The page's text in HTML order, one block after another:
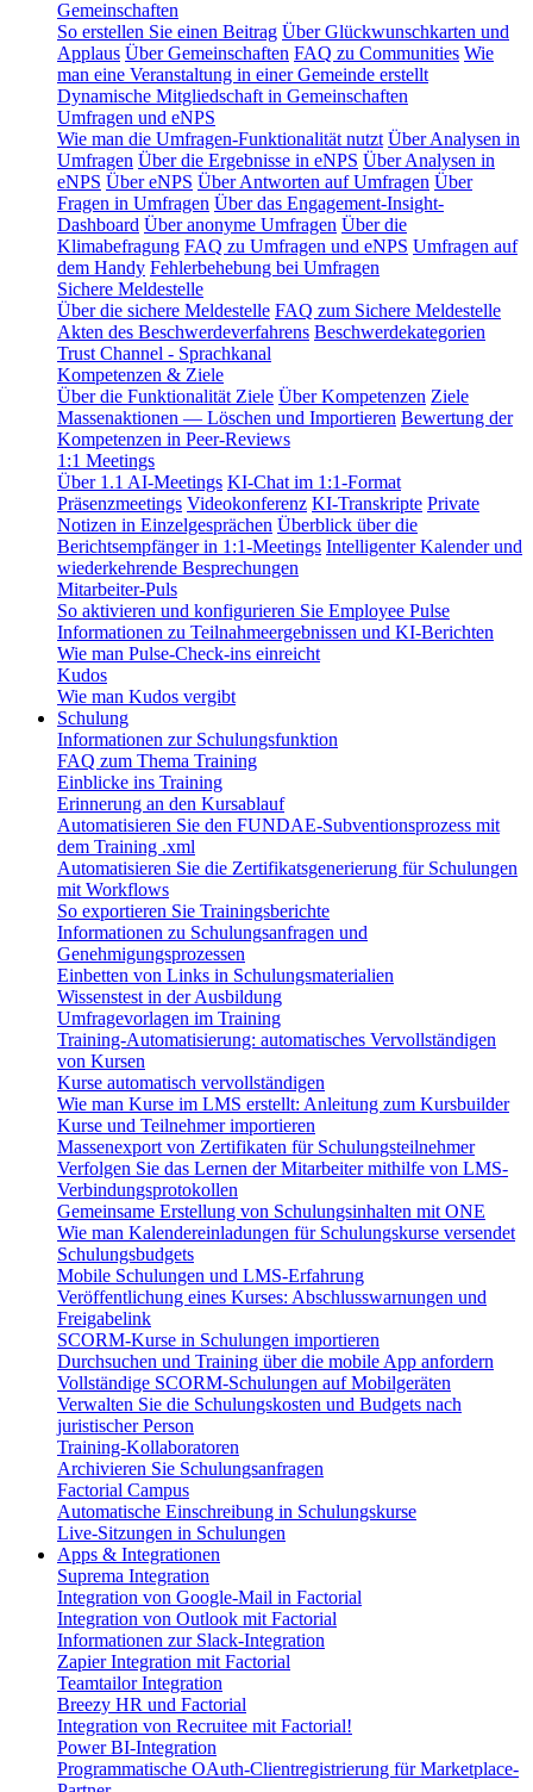
Gemeinschaften
So erstellen Sie einen Beitrag Über Glückwunschkarten und
Applaus Über Gemeinschaften FAQ zu Communities Wie
man eine Veranstaltung in einer Gemeinde erstellt
Dynamische Mitgliedschaft in Gemeinschaften
Umfragen und eNPS
Wie man die Umfragen-Funktionalität nutzt Über Analysen in
Umfragen Über die Ergebnisse in eNPS Über Analysen in
eNPS Über eNPS Über Antworten auf Umfragen Über
Fragen in Umfragen Über das Engagement-Insight-
Dashboard Über anonyme Umfragen Über die
Klimabefragung FAQ zu Umfragen und eNPS Umfragen auf
dem Handy Fehlerbehebung bei Umfragen
Sichere Meldestelle
Über die sichere Meldestelle FAQ zum Sichere Meldestelle
Akten des Beschwerdeverfahrens Beschwerdekategorien
Trust Channel - Sprachkanal
Kompetenzen & Ziele
Über die Funktionalität Ziele Über Kompetenzen Ziele
Massenaktionen — Löschen und Importieren Bewertung der
Kompetenzen in Peer-Reviews
1:1 Meetings
Über 1.1 AI-Meetings KI-Chat im 1:1-Format
Präsenzmeetings Videokonferenz KI-Transkripte Private
Notizen in Einzelgesprächen Überblick über die
Berichtsempfänger in 1:1-Meetings Intelligenter Kalender und
wiederkehrende Besprechungen
Mitarbeiter-Puls
So aktivieren und konfigurieren Sie Employee Pulse
Informationen zu Teilnahmeergebnissen und KI-Berichten
Wie man Pulse-Check-ins einreicht
Kudos
Wie man Kudos vergibt
Schulung
Informationen zur Schulungsfunktion
FAQ zum Thema Training
Einblicke ins Training
Erinnerung an den Kursablauf
Automatisieren Sie den FUNDAE-Subventionsprozess mit
dem Training .xml
Automatisieren Sie die Zertifikatsgenerierung für Schulungen
mit Workflows
So exportieren Sie Trainingsberichte
Informationen zu Schulungsanfragen und
Genehmigungsprozessen
Einbetten von Links in Schulungsmaterialien
Wissenstest in der Ausbildung
Umfragevorlagen im Training
Training-Automatisierung: automatisches Vervollständigen
von Kursen
Kurse automatisch vervollständigen
Wie man Kurse im LMS erstellt: Anleitung zum Kursbuilder
Kurse und Teilnehmer importieren
Massenexport von Zertifikaten für Schulungsteilnehmer
Verfolgen Sie das Lernen der Mitarbeiter mithilfe von LMS-
Verbindungsprotokollen
Gemeinsame Erstellung von Schulungsinhalten mit ONE
Wie man Kalendereinladungen für Schulungskurse versendet
Schulungsbudgets
Mobile Schulungen und LMS-Erfahrung
Veröffentlichung eines Kurses: Abschlusswarnungen und
Freigabelink
SCORM-Kurse in Schulungen importieren
Durchsuchen und Training über die mobile App anfordern
Vollständige SCORM-Schulungen auf Mobilgeräten
Verwalten Sie die Schulungskosten und Budgets nach
juristischer Person
Training-Kollaboratoren
Archivieren Sie Schulungsanfragen
Factorial Campus
Automatische Einschreibung in Schulungskurse
Live-Sitzungen in Schulungen
Apps & Integrationen
Suprema Integration
Integration von Google-Mail in Factorial
Integration von Outlook mit Factorial
Informationen zur Slack-Integration
Zapier Integration mit Factorial
Teamtailor Integration
Breezy HR und Factorial
Integration von Recruitee mit Factorial!
Power BI-Integration
Programmatische OAuth-Clientregistrierung für Marketplace-